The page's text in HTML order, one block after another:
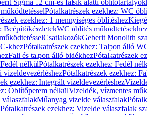
Sigma 12 cm-es falsík alatti
Pótalkatrészek ezekhez: WC
ezekhez: 1 mennyiséges öblítéshez
BeépítőkészletekWC öblítés
CsatlakozókGeberit Monolith
khezPótalkatrészek ezekhez: Talpon álló
Fali és talpon álló bidékhezPótalkatrészek
Fedél nélkülPótalkatrészek ezekhez: Fedél
Pótalkatrészek ezekhez:
ezekhez: Integrált vizeldevezérléshez
Öblítőperem nélkülVizeldék, vízmentes
válaszfalakMűanyag vizelde válaszfalak
Pótalkatrészek ezekhez: Vizelde válaszfalak